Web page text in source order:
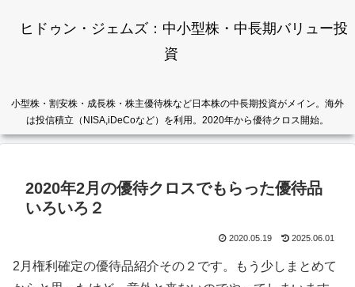
ヒドゥン・ジェムズ：中小型株・中長期バリュー投
資
小型株・割安株・成長株・株主優待株など日本株の中長期投資がメイン。海外
は投信積立（NISA,iDeCoなど）を利用。2020年から優待クロス開始。
2020年2月の優待クロスでもらった優待品
いろいろ２
2020.05.19 2025.06.01
2月権利確定の優待品紹介その２です。もう少しまとめて